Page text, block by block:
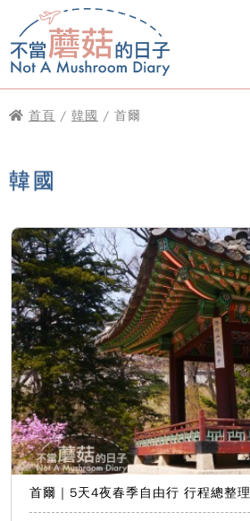
首頁 / 韓國 / 首爾
韓國
首爾｜5天4夜春季自由行 行程總整理